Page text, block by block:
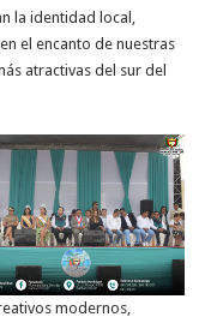
la identidad local,
el encanto de nuestras
atractivas del sur del
modernos,